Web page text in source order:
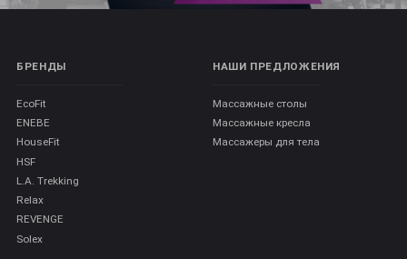
БРЕНДЫ
EcoFit
ENEBE
HouseFit
HSF
L.A. Trekking
Relax
REVENGE
Solex
НАШИ ПРЕДЛОЖЕНИЯ
Массажные столы
Массажные кресла
Массажеры для тела